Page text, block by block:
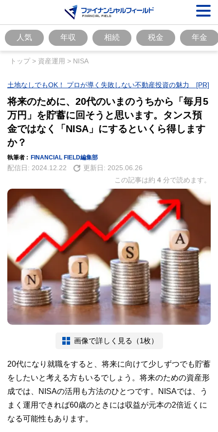
人気 年収 相続 税金 年金
トップ> 資産運用 > NISA
土地なしでもOK！ プロが導く失敗しない不動産投資の魅力 [PR]
将来のために、20代のいまのうちから「毎月5
万円」を貯蓄に回そうと思います。タンス預
金ではなく「NISA」にするといくら得します
か？
執筆者 : FINANCIAL FIELD編集部
配信日: 2024.12.22 更新日: 2025.06.26
この記事は約 4 分で読めます。
画像で詳しく見る（1枚）
20代になり就職をすると、将来に向けて少しずつでも貯蓄
をしたいと考える方もいるでしょう。将来のための資産形
成では、NISAの活用も方法のひとつです。NISAでは、う
まく運用できれば60歳のときには収益が元本の2倍近くに
なる可能性もあります。